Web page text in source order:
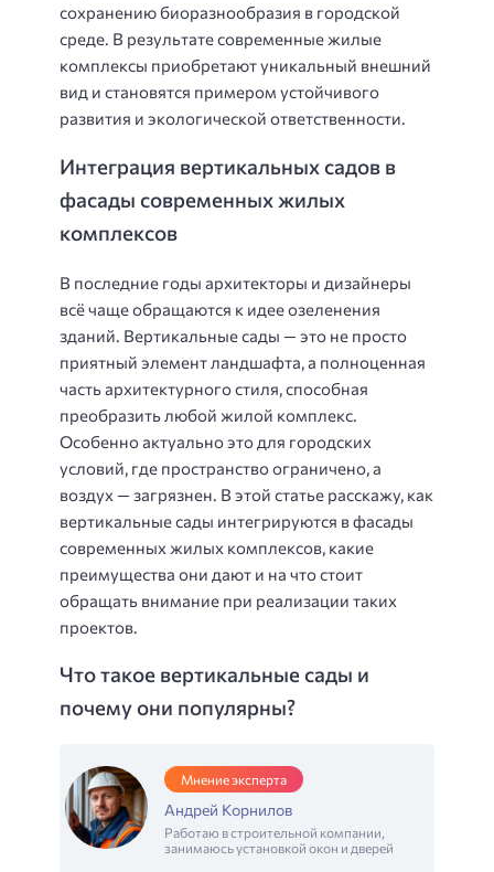
сохранению биоразнообразия в городской
среде. В результате современные жилые
комплексы приобретают уникальный внешний
вид и становятся примером устойчивого
развития и экологической ответственности.
Интеграция вертикальных садов в
фасады современных жилых
комплексов
В последние годы архитекторы и дизайнеры
всё чаще обращаются к идее озеленения
зданий. Вертикальные сады — это не просто
приятный элемент ландшафта, а полноценная
часть архитектурного стиля, способная
преобразить любой жилой комплекс.
Особенно актуально это для городских
условий, где пространство ограничено, а
воздух — загрязнен. В этой статье расскажу, как
вертикальные сады интегрируются в фасады
современных жилых комплексов, какие
преимущества они дают и на что стоит
обращать внимание при реализации таких
проектов.
Что такое вертикальные сады и
почему они популярны?
Мнение эксперта
Андрей Корнилов
Работаю в строительной компании,
занимаюсь установкой окон и дверей